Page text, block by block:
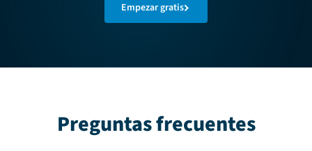
Empezar gratis
Preguntas frecuentes